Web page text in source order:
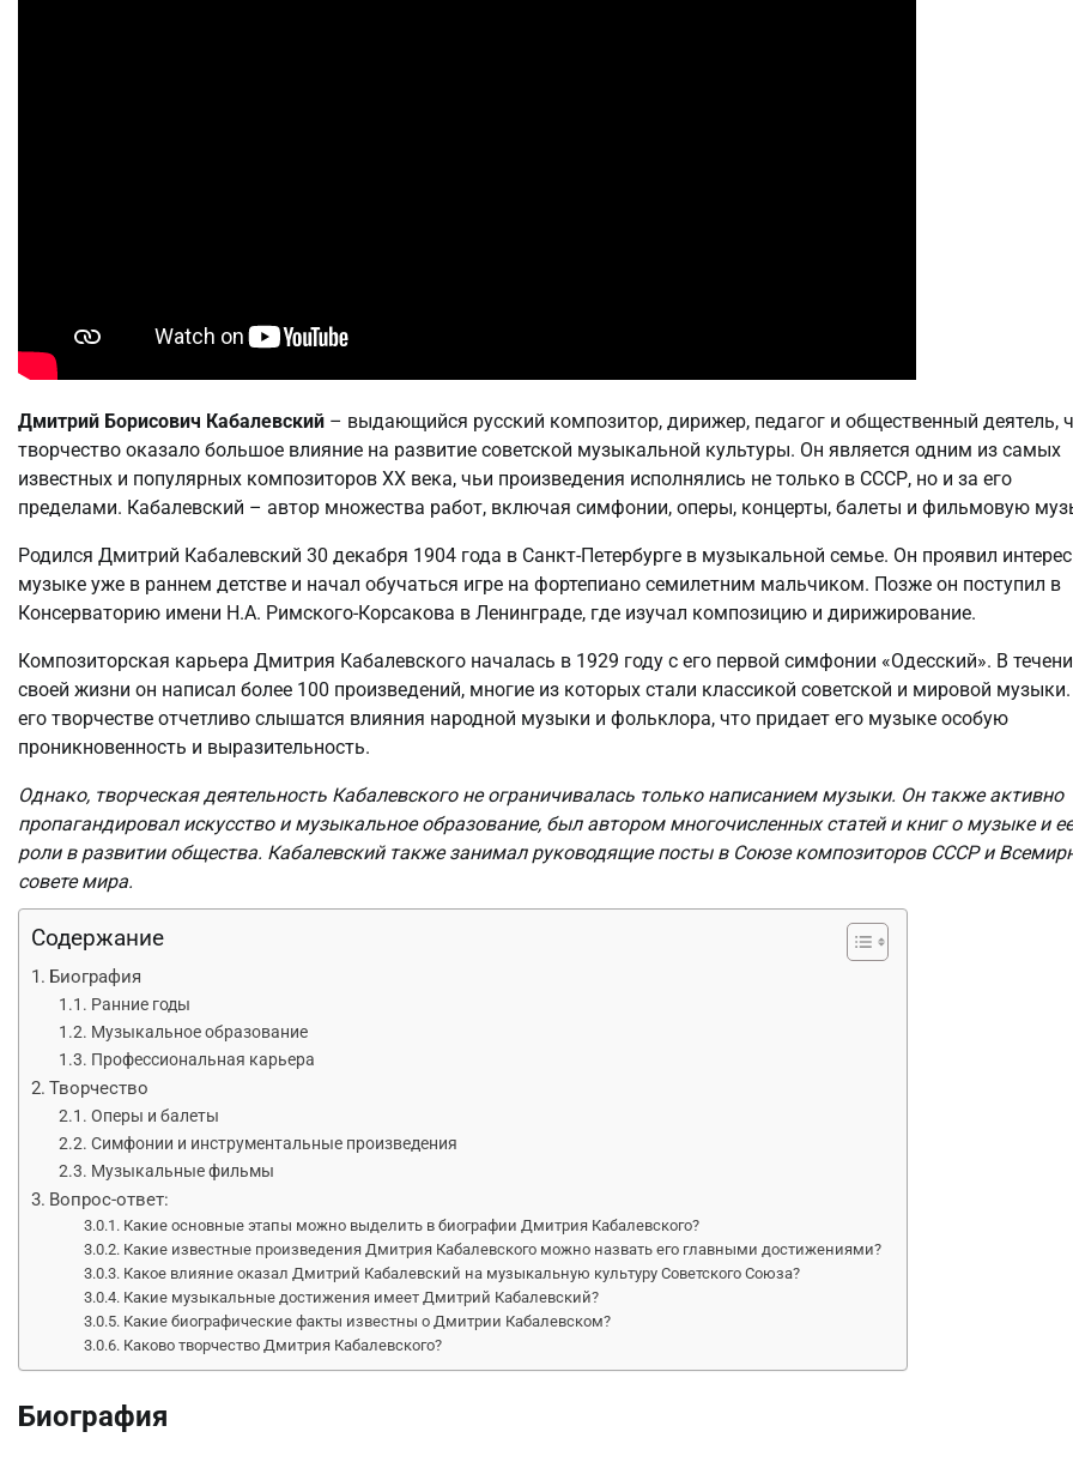
Дмитрий Борисович Кабалевский – выдающийся русский композитор, дирижер, педагог и общественный деятель,
творчество оказало большое влияние на развитие советской музыкальной культуры. Он является одним из самых
известных и популярных композиторов XX века, чьи произведения исполнялись не только в СССР, но и за его
пределами. Кабалевский – автор множества работ, включая симфонии, оперы, концерты, балеты и фильмовую
Родился Дмитрий Кабалевский 30 декабря 1904 года в Санкт-Петербурге в музыкальной семье. Он проявил
музыке уже в раннем детстве и начал обучаться игре на фортепиано семилетним мальчиком. Позже он поступил в
Консерваторию имени Н.А. Римского-Корсакова в Ленинграде, где изучал композицию и дирижирование.
Композиторская карьера Дмитрия Кабалевского началась в 1929 году с его первой симфонии «Одесский». В
своей жизни он написал более 100 произведений, многие из которых стали классикой советской и мировой
его творчестве отчетливо слышатся влияния народной музыки и фольклора, что придает его музыке особую
проникновенность и выразительность.
Однако, творческая деятельность Кабалевского не ограничивалась только написанием музыки. Он также активно
пропагандировал искусство и музыкальное образование, был автором многочисленных статей и книг о музыке и ее
роли в развитии общества. Кабалевский также занимал руководящие посты в Союзе композиторов СССР и
совете мира.
Содержание
Биография
Ранние годы
Музыкальное образование
Профессиональная карьера
Творчество
Оперы и балеты
Симфонии и инструментальные произведения
Музыкальные фильмы
Вопрос-ответ:
Какие основные этапы можно выделить в биографии Дмитрия Кабалевского?
Какие известные произведения Дмитрия Кабалевского можно назвать его главными достижениями?
Какое влияние оказал Дмитрий Кабалевский на музыкальную культуру Советского Союза?
Какие музыкальные достижения имеет Дмитрий Кабалевский?
Какие биографические факты известны о Дмитрии Кабалевском?
Каково творчество Дмитрия Кабалевского?
Биография